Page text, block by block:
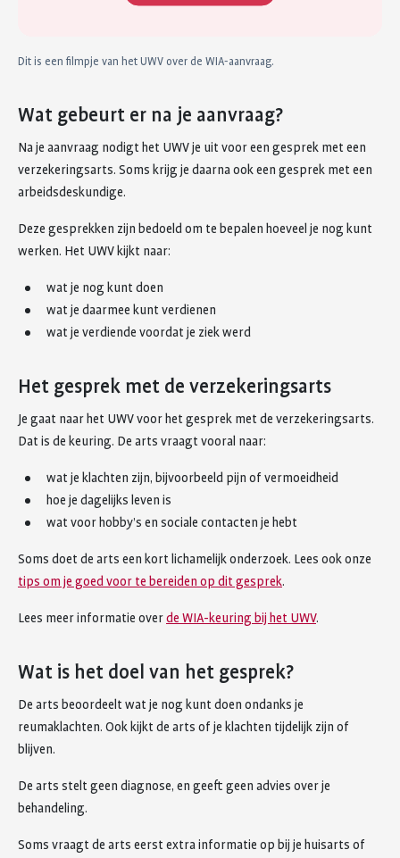
Dit is een filmpje van het UWV over de WIA-aanvraag.
Wat gebeurt er na je aanvraag?
Na je aanvraag nodigt het UWV je uit voor een gesprek met een
verzekeringsarts. Soms krijg je daarna ook een gesprek met een
arbeidsdeskundige.
Deze gesprekken zijn bedoeld om te bepalen hoeveel je nog kunt
werken. Het UWV kijkt naar:
wat je nog kunt doen
wat je daarmee kunt verdienen
wat je verdiende voordat je ziek werd
Het gesprek met de verzekeringsarts
Je gaat naar het UWV voor het gesprek met de verzekeringsarts.
Dat is de keuring. De arts vraagt vooral naar:
wat je klachten zijn, bijvoorbeeld pijn of vermoeidheid
hoe je dagelijks leven is
wat voor hobby’s en sociale contacten je hebt
Soms doet de arts een kort lichamelijk onderzoek. Lees ook onze
tips om je goed voor te bereiden op dit gesprek.
Lees meer informatie overde WIA-keuring bij het UWV.
Wat is het doel van het gesprek?
De arts beoordeelt wat je nog kunt doen ondanks je
reumaklachten. Ook kijkt de arts of je klachten tijdelijk zijn of
blijven.
De arts stelt geen diagnose, en geeft geen advies over je
behandeling.
Soms vraagt de arts eerst extra informatie op bij je huisarts of